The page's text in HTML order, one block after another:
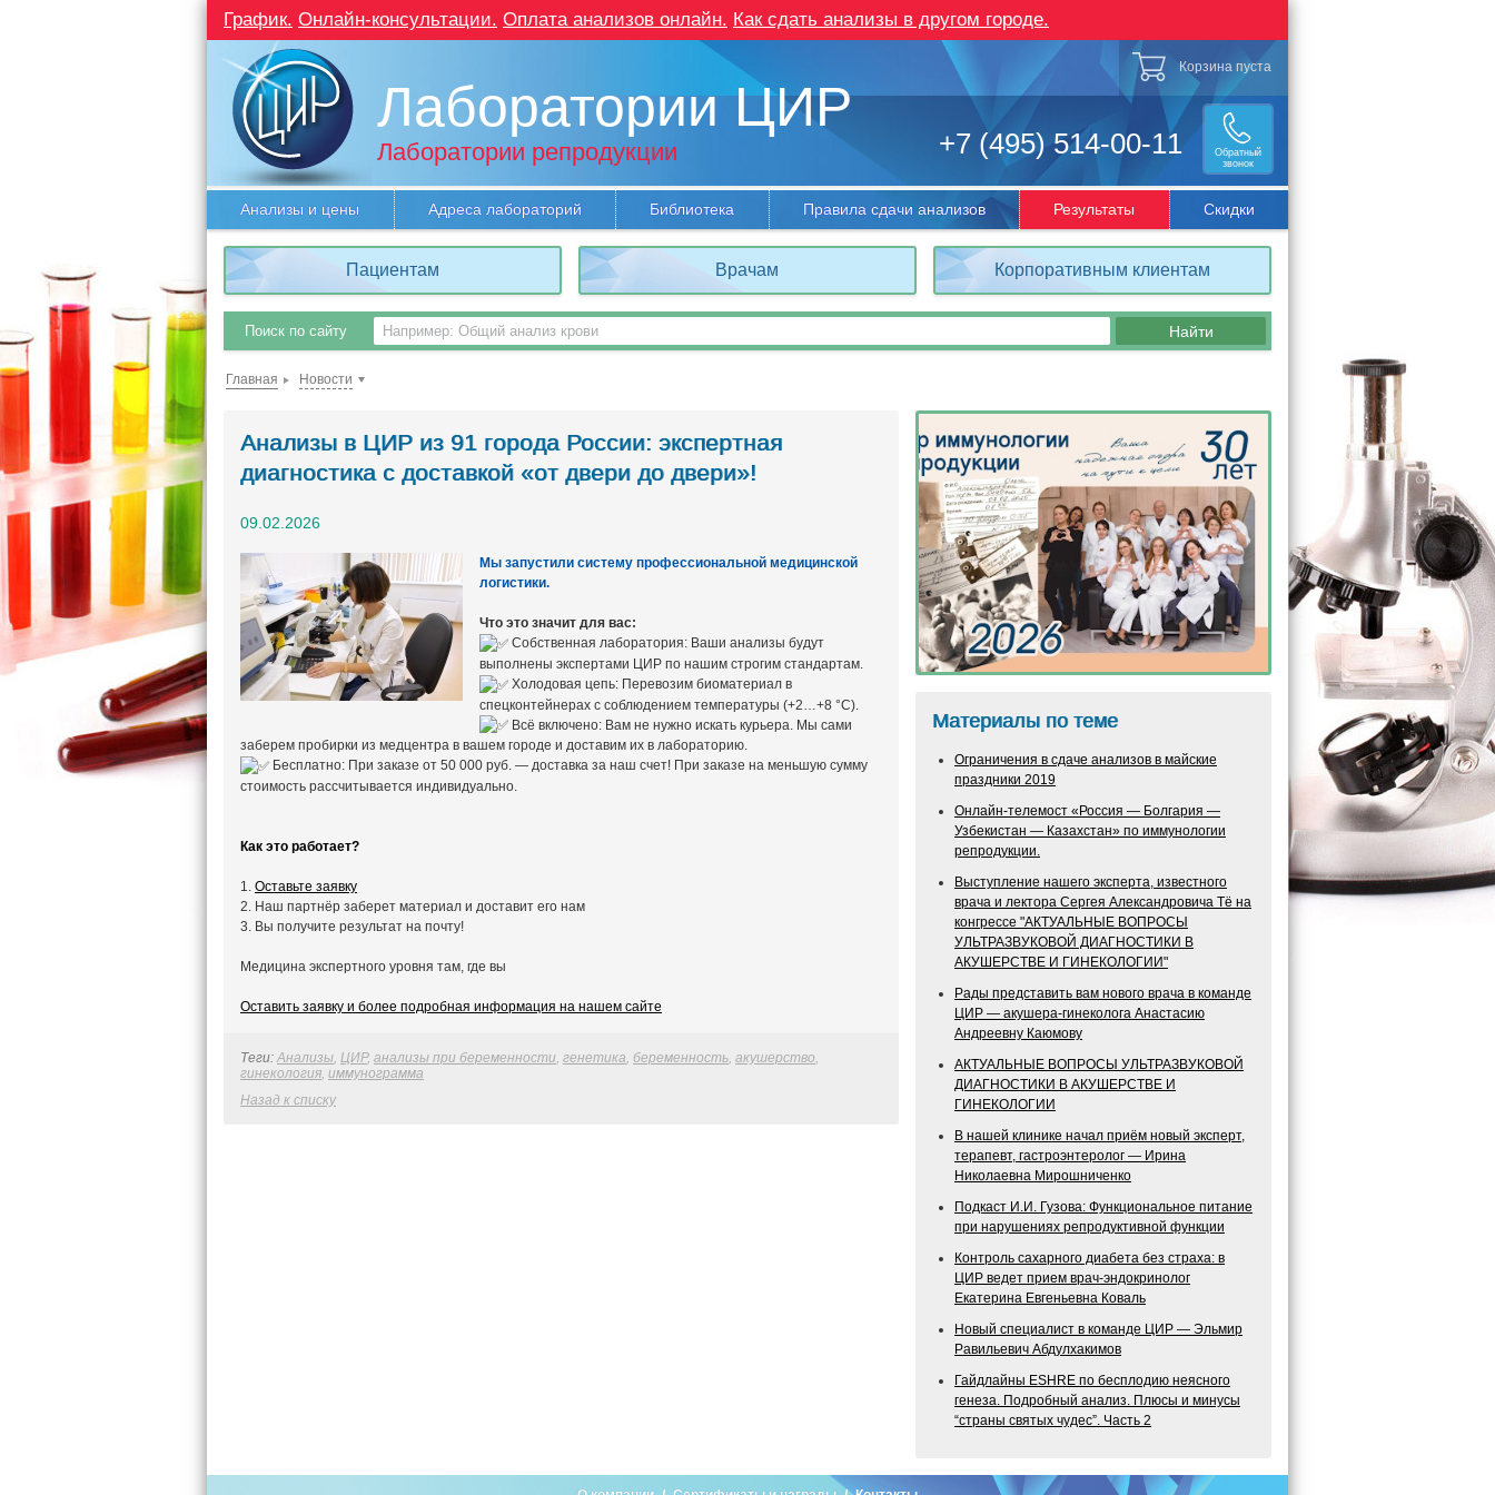
График. Онлайн-консультации. Оплата анализов онлайн. Как сдать анализы в другом городе.
Лаборатории ЦИР
Лаборатории репродукции +7 (495) 514-00-11
Обратный
звонок
Корзина пуста
Анализы и цены Адреса лабораторий Библиотека Правила сдачи анализов Результаты Скидки
Пациентам Врачам Корпоративным клиентам
Поиск по сайту
Главная Новости
Анализы в ЦИР из 91 города России: экспертная
диагностика с доставкой «от двери до двери»!
09.02.2026
Мы запустили систему профессиональной медицинской
логистики.
Что это значит для вас:
Собственная лаборатория: Ваши анализы будут
выполнены экспертами ЦИР по нашим строгим стандартам.
Холодовая цепь: Перевозим биоматериал в
спецконтейнерах с соблюдением температуры (+2…+8 °С).
Всё включено: Вам не нужно искать курьера. Мы сами
заберем пробирки из медцентра в вашем городе и доставим их в лабораторию.
Бесплатно: При заказе от 50 000 руб. — доставка за наш счет! При заказе на меньшую сумму
стоимость рассчитывается индивидуально.
Как это работает?
1. Оставьте заявку
2. Наш партнёр заберет материал и доставит его нам
3. Вы получите результат на почту!
Медицина экспертного уровня там, где вы
Оставить заявку и более подробная информация на нашем сайте
Теги: Анализы, ЦИР, анализы при беременности, генетика, беременность, акушерство,
гинекология, иммунограмма
Назад к списку
Материалы по теме
Ограничения в сдаче анализов в майские
праздники 2019
Онлайн‑телемост «Россия — Болгария —
Узбекистан — Казахстан» по иммунологии
репродукции.
Выступление нашего эксперта, известного
врача и лектора Сергея Александровича Тё на
конгрессе "АКТУАЛЬНЫЕ ВОПРОСЫ
УЛЬТРАЗВУКОВОЙ ДИАГНОСТИКИ В
АКУШЕРСТВЕ И ГИНЕКОЛОГИИ"
Рады представить вам нового врача в команде
ЦИР — акушера‑гинеколога Анастасию
Андреевну Каюмову
АКТУАЛЬНЫЕ ВОПРОСЫ УЛЬТРАЗВУКОВОЙ
ДИАГНОСТИКИ В АКУШЕРСТВЕ И
ГИНЕКОЛОГИИ
В нашей клинике начал приём новый эксперт,
терапевт, гастроэнтеролог — Ирина
Николаевна Мирошниченко
Подкаст И.И. Гузова: Функциональное питание
при нарушениях репродуктивной функции
Контроль сахарного диабета без страха: в
ЦИР ведет прием врач-эндокринолог
Екатерина Евгеньевна Коваль
Новый специалист в команде ЦИР — Эльмир
Равильевич Абдулхакимов
Гайдлайны ESHRE по бесплодию неясного
генеза. Подробный анализ. Плюсы и минусы
“страны святых чудес”. Часть 2